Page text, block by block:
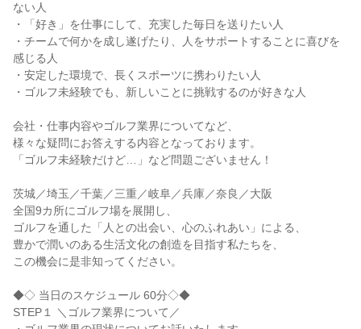
ない人
・「好き」を仕事にして、充実した毎日を送りたい人
・チームで何かを成し遂げたり、人をサポートすることに喜びを
感じる人
・安定した環境で、長くスポーツに携わりたい人
・ゴルフ未経験でも、新しいことに挑戦するのが好きな人
会社・仕事内容やゴルフ業界についてなど、
様々な疑問にお答えする内容となっております。
「ゴルフ未経験だけど…」など問題ございません！
茨城／埼玉／千葉／三重／岐阜／兵庫／奈良／大阪
全国9カ所にゴルフ場を展開し、
ゴルフを通した「人との出会い、心のふれあい」による、
豊かで潤いのある生活文化の創造を目指す私たちを、
この機会に是非知ってください。
◆◇ 当日のスケジュール 60分◇◆
STEP１ ＼ゴルフ業界について／